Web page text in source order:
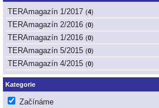
TERAmagazín 1/2017 (4)
TERAmagazín 2/2016 (0)
TERAmagazín 1/2016 (0)
TERAmagazín 5/2015 (0)
TERAmagazín 4/2015 (0)
Kategorie
Začínáme